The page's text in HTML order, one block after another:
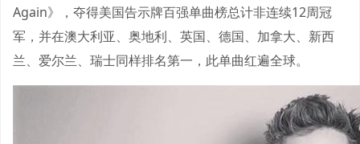
Again》，夺得美国告示牌百强单曲榜总计非连续12周冠
军，并在澳大利亚、奥地利、英国、德国、加拿大、新西
兰、爱尔兰、瑞士同样排名第一，此单曲红遍全球。